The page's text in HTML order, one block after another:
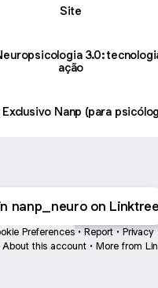
Site
3.0:
ação
Nanp (para
nanp_neuro on Linktree
Preferences • Report • Privacy
About this account • More from